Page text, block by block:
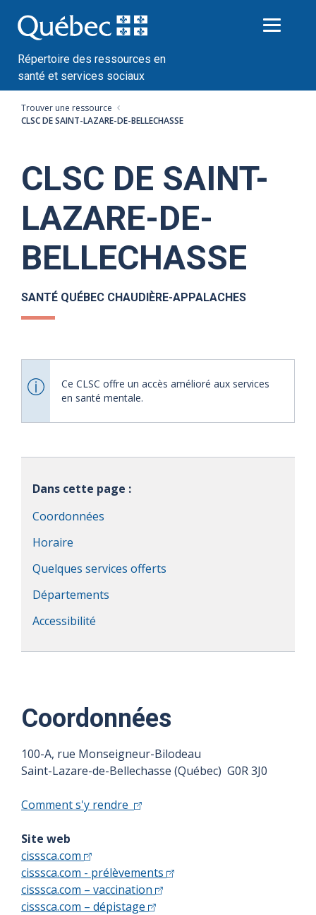
au
contenu
Répertoire des ressources en
santé et services sociaux
Trouver une ressource
CLSC DE SAINT-LAZARE-DE-BELLECHASSE
CLSC DE SAINT-
LAZARE-DE-
BELLECHASSE
SANTÉ QUÉBEC CHAUDIÈRE-APPALACHES
Ce CLSC offre un accès amélioré aux services
en santé mentale.
Dans cette page :
Coordonnées
Horaire
Quelques services offerts
Départements
Accessibilité
Coordonnées
100-A, rue Monseigneur-Bilodeau
Saint-Lazare-de-Bellechasse (Québec) G0R 3J0
Comment s'y rendre
Site web
cisssca.com
cisssca.com - prélèvements
cisssca.com – vaccination
cisssca.com – dépistage